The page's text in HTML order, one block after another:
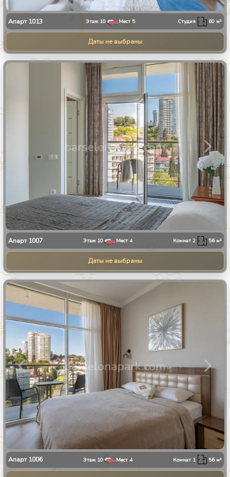
Апарт 1013 Этаж 10 Мест 5 Студия 60 м²
Даты не выбраны
1/23
Апарт 1007 Этаж 10 Мест 4 Комнат2 56м²
Даты не выбраны
Апарт 1006 Этаж 10 Мест 4 Комнат 1 56м²